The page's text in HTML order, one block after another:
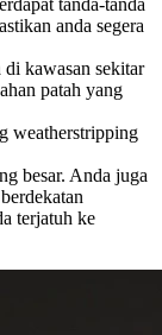
anda segera
kawasan sekitar
patah yang
weatherstripping
besar. Anda juga
terjatuh ke